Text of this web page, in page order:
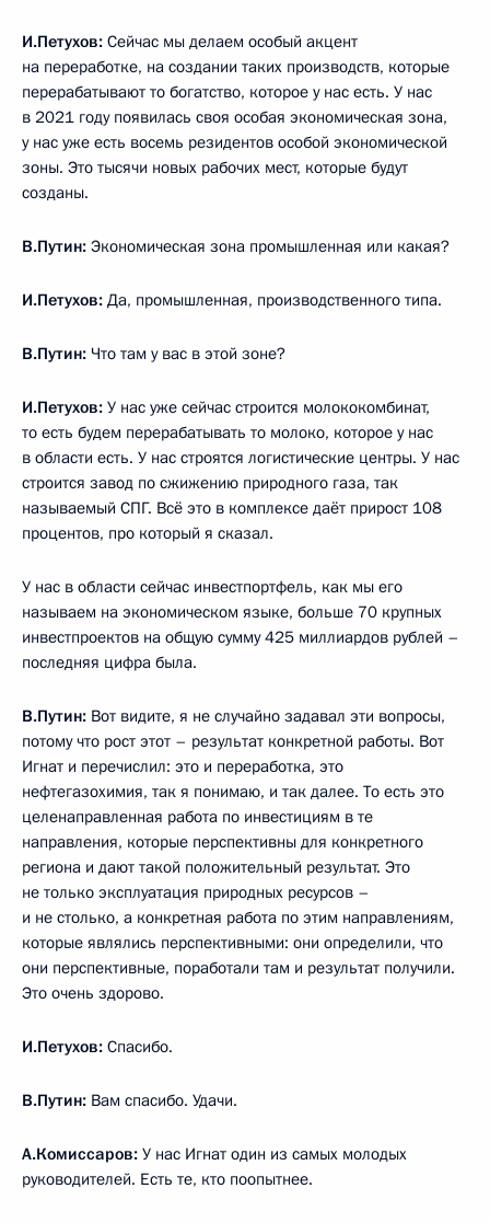
И.Петухов: Сейчас мы делаем особый акцент
на переработке, на создании таких производств, которые
перерабатывают то богатство, которое у нас есть. У нас
в 2021 году появилась своя особая экономическая зона,
у нас уже есть восемь резидентов особой экономической
зоны. Это тысячи новых рабочих мест, которые будут
созданы.
В.Путин: Экономическая зона промышленная или какая?
И.Петухов: Да, промышленная, производственного типа.
В.Путин: Что там у вас в этой зоне?
И.Петухов: У нас уже сейчас строится молококомбинат,
то есть будем перерабатывать то молоко, которое у нас
в области есть. У нас строятся логистические центры. У нас
строится завод по сжижению природного газа, так
называемый СПГ. Всё это в комплексе даёт прирост 108
процентов, про который я сказал.
У нас в области сейчас инвестпортфель, как мы его
называем на экономическом языке, больше 70 крупных
инвестпроектов на общую сумму 425 миллиардов рублей –
последняя цифра была.
В.Путин: Вот видите, я не случайно задавал эти вопросы,
потому что рост этот – результат конкретной работы. Вот
Игнат и перечислил: это и переработка, это
нефтегазохимия, так я понимаю, и так далее. То есть это
целенаправленная работа по инвестициям в те
направления, которые перспективны для конкретного
региона и дают такой положительный результат. Это
не только эксплуатация природных ресурсов –
и не столько, а конкретная работа по этим направлениям,
которые являлись перспективными: они определили, что
они перспективные, поработали там и результат получили.
Это очень здорово.
И.Петухов: Спасибо.
В.Путин: Вам спасибо. Удачи.
А.Комиссаров: У нас Игнат один из самых молодых
руководителей. Есть те, кто поопытнее.